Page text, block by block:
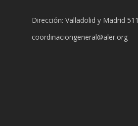
Dirección: Valladolid y Madrid 511
coordinaciongeneral@aler.org